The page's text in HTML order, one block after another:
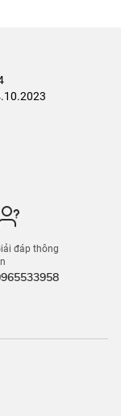
đáp thông